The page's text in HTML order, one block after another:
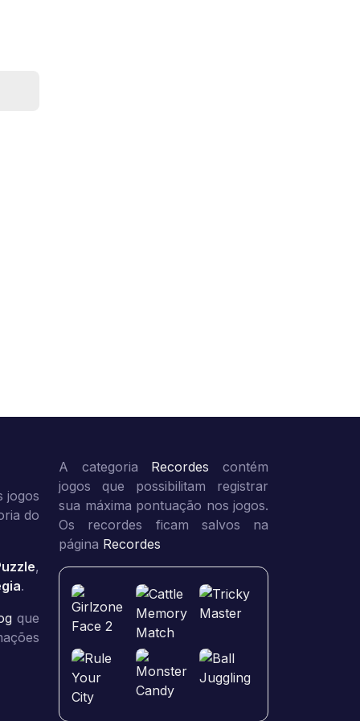
jogos
do
,
.
que
A categoria Recordes contém
jogos que possibilitam registrar
sua máxima pontuação nos jogos.
Os recordes ficam salvos na
página Recordes